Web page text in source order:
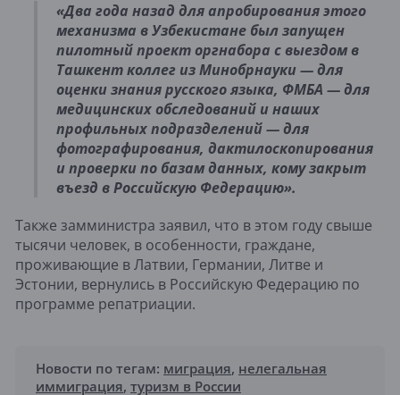
«Два года назад для апробирования этого
механизма в Узбекистане был запущен
пилотный проект оргнабора с выездом в
Ташкент коллег из Минобрнауки — для
оценки знания русского языка, ФМБА — для
медицинских обследований и наших
профильных подразделений — для
фотографирования, дактилоскопирования
и проверки по базам данных, кому закрыт
въезд в Российскую Федерацию».
Также замминистра заявил, что в этом году свыше
тысячи человек, в особенности, граждане,
проживающие в Латвии, Германии, Литве и
Эстонии, вернулись в Российскую Федерацию по
программе репатриации.
Новости по тегам: миграция, нелегальная
иммиграция, туризм в России